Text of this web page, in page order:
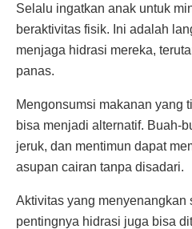
Selalu ingatkan anak untuk
beraktivitas fisik. Ini adalah
menjaga hidrasi mereka,
panas.
Mengonsumsi makanan yang
bisa menjadi alternatif. Buah-
jeruk, dan mentimun dapat
asupan cairan tanpa disadari.
Aktivitas yang menyenangkan
pentingnya hidrasi juga bisa